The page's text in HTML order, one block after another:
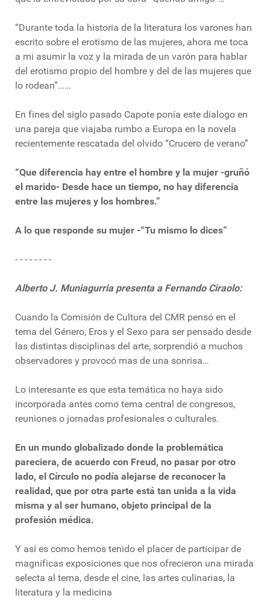
“Durante toda la historia de la literatura los varones han
escrito sobre el erotismo de las mujeres, ahora me toca
a mi asumir la voz y la mirada de un varón para hablar
del erotismo propio del hombre y del de las mujeres que
lo rodean”……
En fines del siglo pasado Capote ponía este dialogo en
una pareja que viajaba rumbo a Europa en la novela
recientemente rescatada del olvido “Crucero de verano”
“Que diferencia hay entre el hombre y la mujer -gruñó
el marido- Desde hace un tiempo, no hay diferencia
entre las mujeres y los hombres.”
A lo que responde su mujer -“Tu mismo lo dices”
- - - - - - - -
Alberto J. Muniagurria presenta a Fernando Ciraolo:
Cuando la Comisión de Cultura del CMR pensó en el
tema del Género, Eros y el Sexo para ser pensado desde
las distintas disciplinas del arte, sorprendió a muchos
observadores y provocó mas de una sonrisa…
Lo interesante es que esta temática no haya sido
incorporada antes como tema central de congresos,
reuniones o jornadas profesionales o culturales.
En un mundo globalizado donde la problemática
pareciera, de acuerdo con Freud, no pasar por otro
lado, el Círculo no podía alejarse de reconocer la
realidad, que por otra parte está tan unida a la vida
misma y al ser humano, objeto principal de la
profesión médica.
Y así es como hemos tenido el placer de participar de
magníficas exposiciones que nos ofrecieron una mirada
selecta al tema, desde el cine, las artes culinarias, la
literatura y la medicina